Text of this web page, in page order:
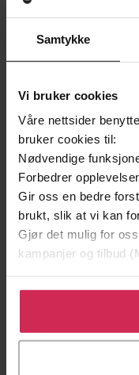
Samtykke
Vi bruker cookies
Våre nettsider
bruker cookies til:
Nødvendige
Forbedrer
Gir oss en bedre
brukt, slik at vi kan
Gjør det mulig for
kampanjer og tilbud
Klikk på «Godta
bruke cookies for
tilpasse ditt
129,-
Minnesota
Jo Nesbø
EBOK